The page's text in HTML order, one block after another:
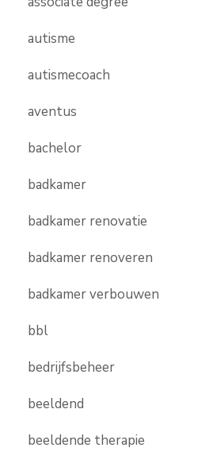
autisme
autismecoach
aventus
bachelor
badkamer
badkamer renovatie
badkamer renoveren
badkamer verbouwen
bbl
bedrijfsbeheer
beeldend
beeldende therapie